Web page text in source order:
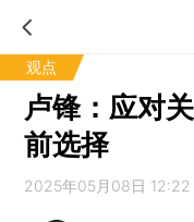
观点
卢锋：应对
前选择
2025年05月08日 12:22